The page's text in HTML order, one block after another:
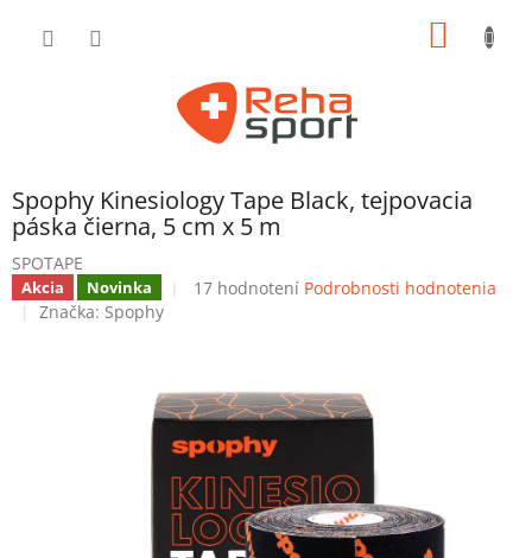
Spophy Kinesiology Tape Black, tejpovacia
páska čierna, 5 cm x 5 m
SPOTAPE
Akcia Novinka
Priemerné
z
5
hviezdičiek.
17 hodnotení Podrobnosti hodnotenia
Značka: Spophy